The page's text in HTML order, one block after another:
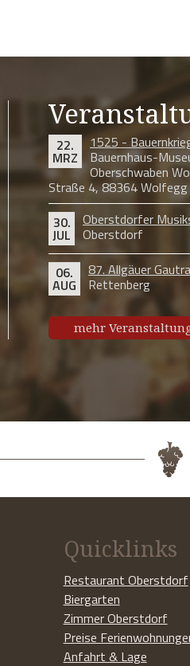
22.
MRZ
1525 -
Bauernhaus-
Oberschwaben
Straße 4, 88364 Wolfegg
30.
JUL
Oberstdorfer
Oberstdorf
06.
AUG
87. Allgäuer
Rettenberg
mehr
Quicklinks
Restaurant Oberstdorf
Biergarten
Zimmer Oberstdorf
Preise
Anfahrt & Lage